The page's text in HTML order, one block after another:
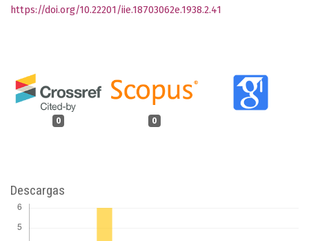
0 0
https://doi.org/10.22201/iie.18703062e.1938.2.41
Descargas